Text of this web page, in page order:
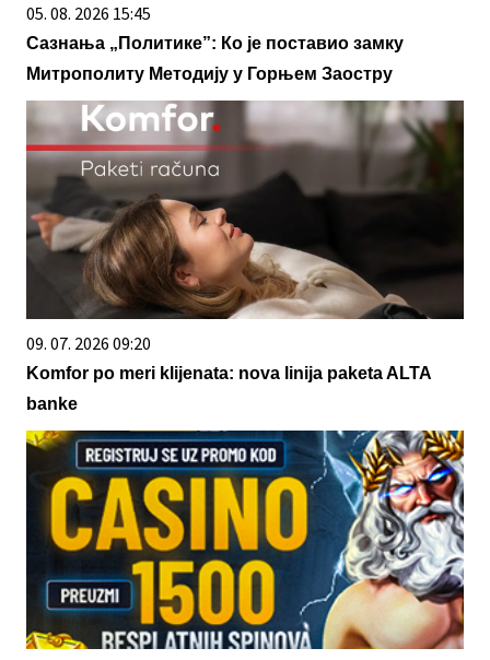
05. 08. 2026 15:45
Сазнања „Политике”: Ко је поставио замку
Митрополиту Методију у Горњем Заостру
09. 07. 2026 09:20
Komfor po meri klijenata: nova linija paketa ALTA
banke